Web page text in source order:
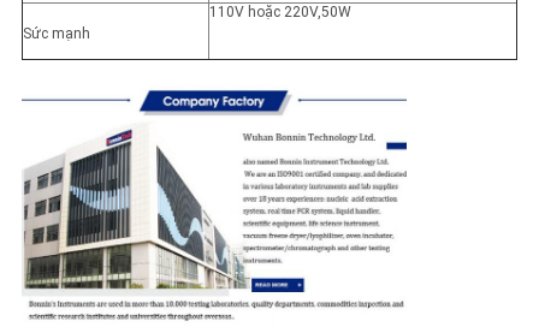
Sức mạnh
110V hoặc 220V,50W